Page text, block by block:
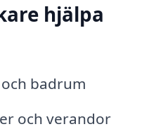
hjälpa
badrum
och verandor